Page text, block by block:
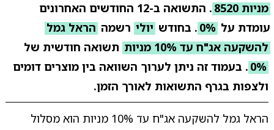
מניות 8520
. התשואה ב-12 החודשים האחרונים
עומדת על 0% . בחודש יולי רשמה הראל גמל
להשקעה אג"ח עד 10% מניות
תשואה חודשית של
0% . בעמוד זה ניתן לערוך השוואה בין מוצרים דומים
ולצפות בגרף התשואות לאורך הזמן.
הראל גמל להשקעה אג"ח עד 10% מניות הוא מסלול